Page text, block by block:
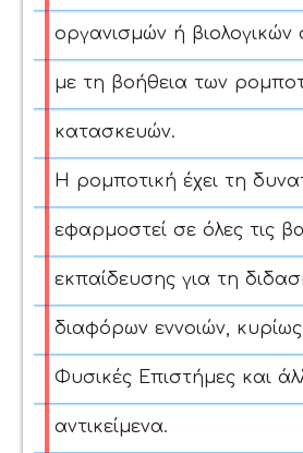
οργανισμών ή
με τη βοήθεια των
κατασκευών.
Η ρομποτική έχει τη
εφαρμοστεί σε όλες τις
εκπαίδευσης για τη
διαφόρων εννοιών,
Φυσικές Επιστήμες και
αντικείμενα.